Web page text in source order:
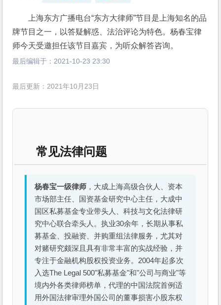
上海东方广播电台“东方大律师”节目是上海知名的品
牌节目之一，以答疑解惑、法治评论为特色。杨春宝律
师今天受邀担任该节目嘉宾，为听众解答咨询。
最后编辑于： 2021-10-23 23:30
最后更新：2021年10月23日
常见法律问题
杨春宝一级律师 ，大成上海高级合伙人、资本
市场部主任、国资基金研究中心主任，大成中
国区私募基金专业带头人、科技与文化法律研
究中心联合牵头人。执业30余年，长期从事私
募基金、投融资、并购重组法律服务，尤其对
对赌研究颇深且具有非常丰富的实战经验，并
专注于金融机构股权投资业务。2004年起多次
入选The Legal 500"私募基金"和"公司与商业"等
境内外各类律师榜单，代理的中国法院首例适
用外国法律审理外国公司的董事损害小股东权